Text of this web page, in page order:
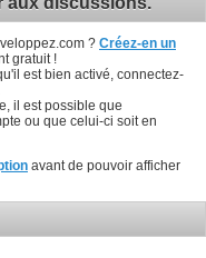
? Créez-en un
gratuit !
est bien activé, connectez-
il est possible que
ou que celui-ci soit en
avant de pouvoir afficher